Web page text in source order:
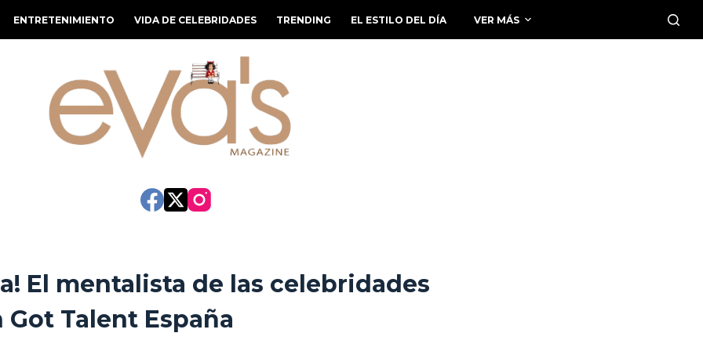
ENTRETENIMIENTO VIDA DE CELEBRIDADES TRENDING EL ESTILO DEL DÍA VER MÁS
El mentalista de las celebridades
Talent España